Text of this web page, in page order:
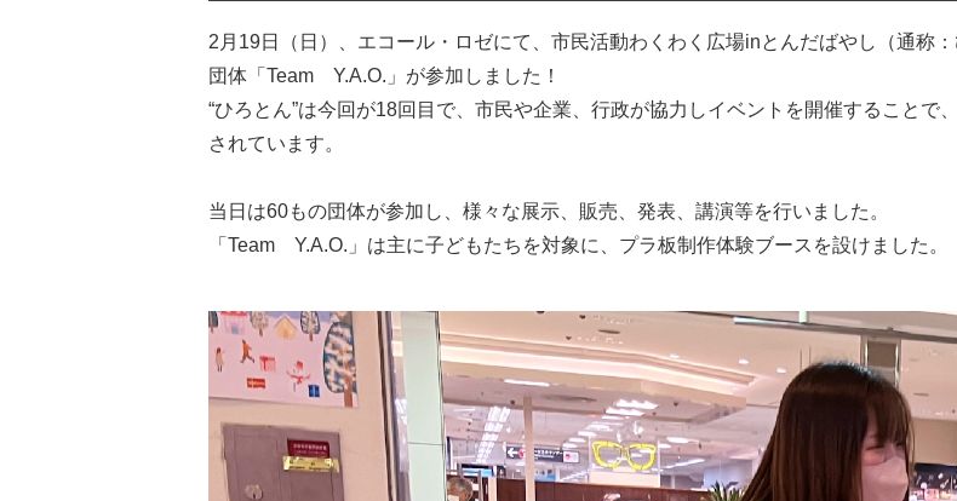
2月19日（日）、エコール・ロゼにて、市民活動わくわく広場inとんだばやし（通称
団体「Team Y.A.O.」が参加しました！
“ひろとん”は今回が18回目で、市民や企業、行政が協力しイベントを開催すること
されています。
当日は60もの団体が参加し、様々な展示、販売、発表、講演等を行いました。
「Team Y.A.O.」は主に子どもたちを対象に、プラ板制作体験ブースを設けました。